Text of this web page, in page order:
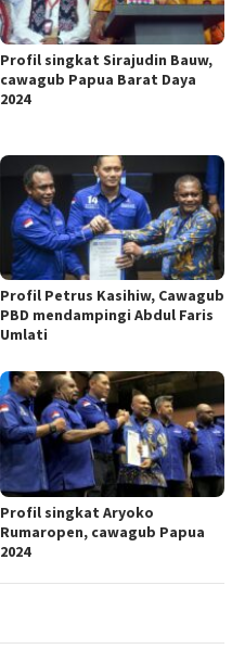
Profil singkat Sirajudin Bauw,
cawagub Papua Barat Daya
2024
Profil Petrus Kasihiw, Cawagub
PBD mendampingi Abdul Faris
Umlati
Profil singkat Aryoko
Rumaropen, cawagub Papua
2024